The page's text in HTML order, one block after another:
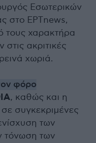
Εσωτερικών
στο ΕΡΤnews,
τους χαρακτήρα
ακριτικές
χωριά.
φόρο
, καθώς και η
συγκεκριμένες
των
τόνωση των